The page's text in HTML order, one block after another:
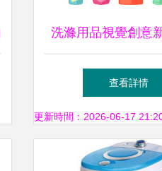
洗滌用品視覺創意
去污插畫到手繪卡通
表達
查看詳情
更新時間：2026-06-17